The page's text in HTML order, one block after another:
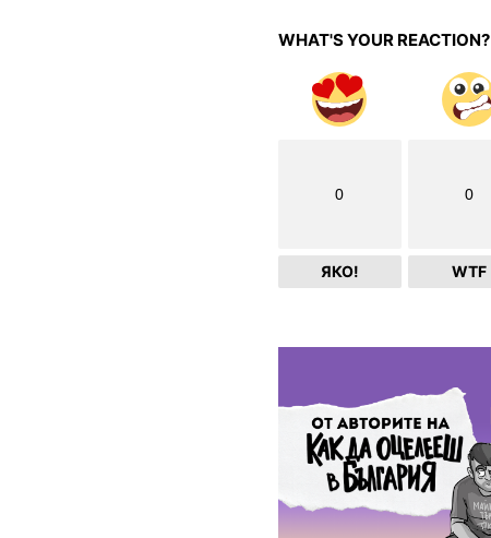
WHAT'S YOUR REACTION?
0
ЯКО!
0
WTF